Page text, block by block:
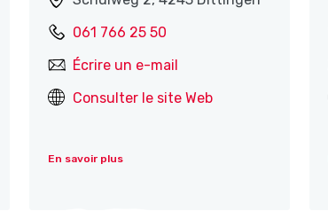
061 766 25 50
Écrire un e-mail
Consulter le site Web
En savoir plus